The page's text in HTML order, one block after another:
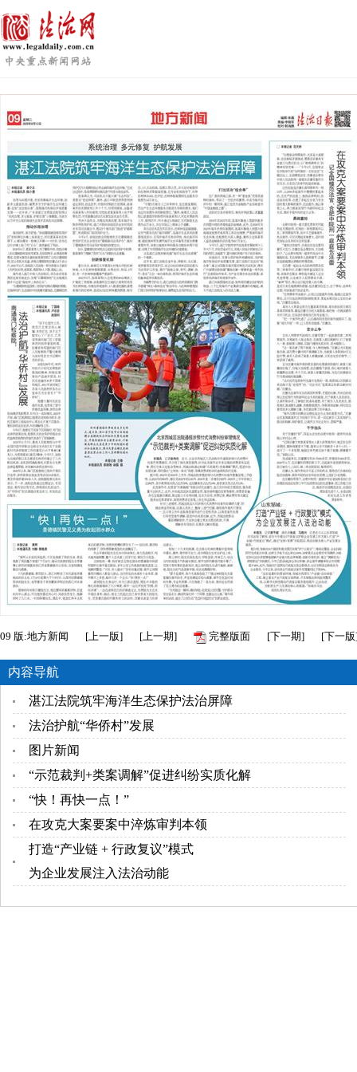
09 版:地方新闻 [上一版] [上一期] 完整版面 [下一期] [下一版
内容导航
湛江法院筑牢海洋生态保护法治屏障
法治护航“华侨村”发展
图片新闻
“示范裁判+类案调解”促进纠纷实质化解
“快！再快一点！”
在攻克大案要案中淬炼审判本领
打造“产业链 + 行政复议”模式
为企业发展注入法治动能